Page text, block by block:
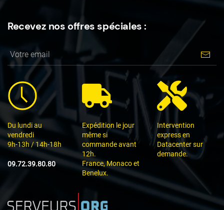
Recevez nos offres spéciales :
Du lundi au
vendredi
9h-13h / 14h-18h
09.72.39.80.80
Expédition le jour
même si
commande avant
12h.
France, Monaco et
Benelux.
Intervention
express en
Datacenter sur
demande.